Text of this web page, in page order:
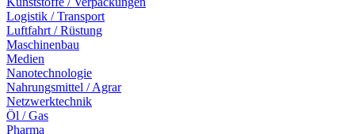
Logistik / Transport
Luftfahrt / Rüstung
Maschinenbau
Medien
Nanotechnologie
Nahrungsmittel / Agrar
Netzwerktechnik
Öl / Gas
Pharma